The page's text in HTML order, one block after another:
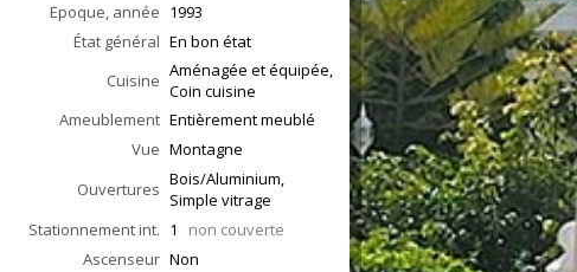
Epoque, année 1993
État général En bon état
Cuisine Aménagée et équipée,
Coin cuisine
Ameublement Entièrement meublé
Vue Montagne
Ouvertures Bois/Aluminium,
Simple vitrage
Stationnement int. 1 non couverte
Ascenseur Non